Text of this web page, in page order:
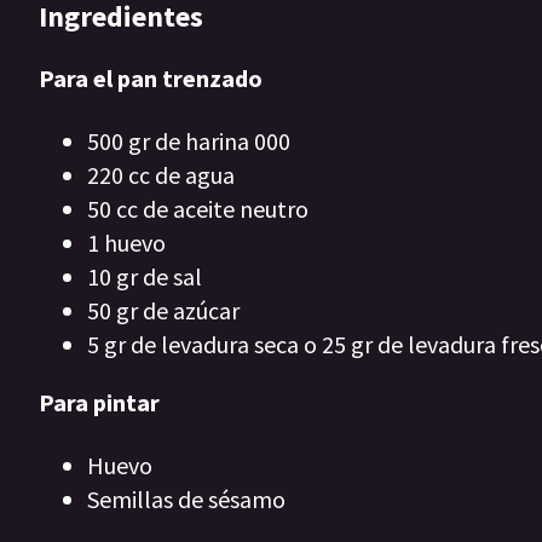
Ingredientes
Para el pan trenzado
500 gr de harina 000
220 cc de agua
50 cc de aceite neutro
1 huevo
10 gr de sal
50 gr de azúcar
5 gr de levadura seca o 25 gr de levadura
Para pintar
Huevo
Semillas de sésamo